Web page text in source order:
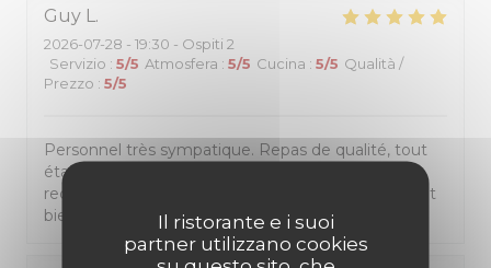
Il ristorante e i suoi
partner utilizzano cookies
Guy L
2026-07-28 - 19:30 - Ospiti 2
Servizio : 5/5 Atmosfera : 5/5 Cucina : 5/5 Qualità /
Prezzo : 5/5
Personnel très sympatique. Repas de qualité, tout
était très bien de l'entrée au dessert. Je
recommande ce restaurant a tous ceux qui veulent
bien manger pour un prix raisonnable.